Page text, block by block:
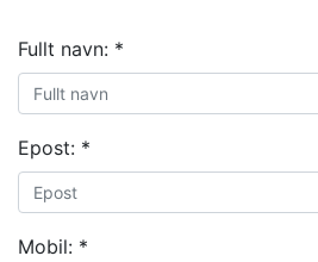
Fullt navn: *
Epost: *
Mobil: *